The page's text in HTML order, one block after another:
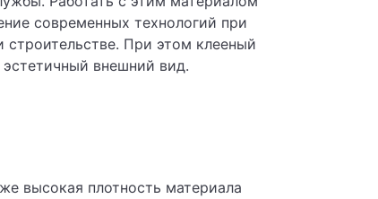
современных технологий при
строительстве. При этом клееный
внешний вид.
высокая плотность материала